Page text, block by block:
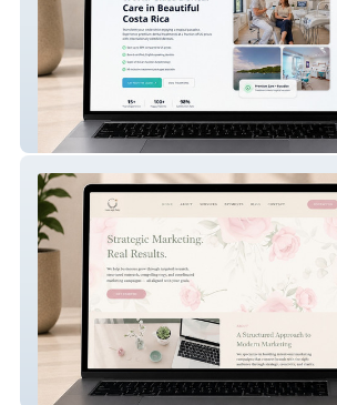
Trusted Dental – Modern Dental Clinic
Website
Laurel & Daisy Co. – Creative Studio
Website